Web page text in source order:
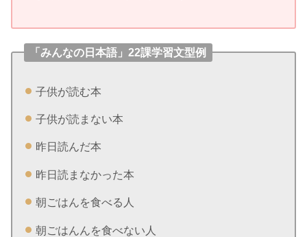
「みんなの日本語」22課学習文型例
子供が読む本
子供が読まない本
昨日読んだ本
昨日読まなかった本
朝ごはんを食べる人
朝ごはんんを食べない人